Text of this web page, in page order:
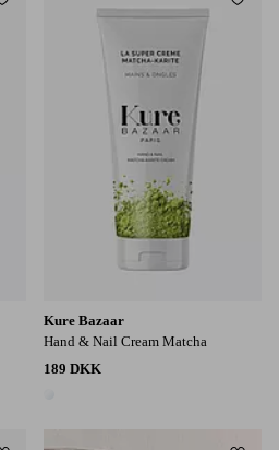
Tilføj til favoritter
Kure Bazaar
Hand & Nail Cream Matcha
189 DKK